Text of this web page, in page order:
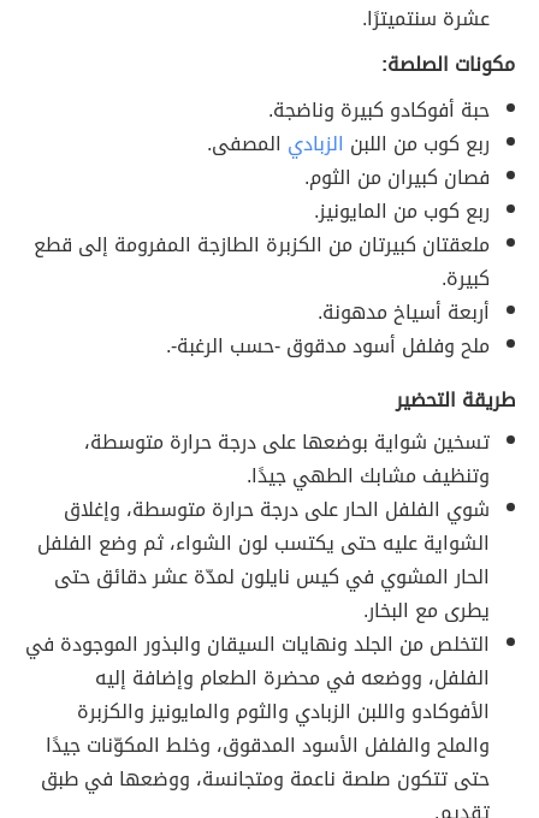
عشرة سنتميترًا.
مكونات الصلصة:
حبة أفوكادو كبيرة وناضجة.
ربع كوب من اللبن الزبادي المصفى.
فصان كبيران من الثوم.
ربع كوب من المايونيز.
ملعقتان كبيرتان من الكزبرة الطازجة المفرومة إلى قطع
كبيرة.
أربعة أسياخ مدهونة.
ملح وفلفل أسود مدقوق -حسب الرغبة-.
طريقة التحضير
تسخين شواية بوضعها على درجة حرارة متوسطة،
وتنظيف مشابك الطهي جيدًا.
شوي الفلفل الحار على درجة حرارة متوسطة، وإغلاق
الشواية عليه حتى يكتسب لون الشواء، ثم وضع الفلفل
الحار المشوي في كيس نايلون لمدّة عشر دقائق حتى
يطرى مع البخار.
التخلص من الجلد ونهايات السيقان والبذور الموجودة في
الفلفل، ووضعه في محضرة الطعام وإضافة إليه
الأفوكادو واللبن الزبادي والثوم والمايونيز والكزبرة
والملح والفلفل الأسود المدقوق، وخلط المكوّنات جيدًا
حتى تتكون صلصة ناعمة ومتجانسة، ووضعها في طبق